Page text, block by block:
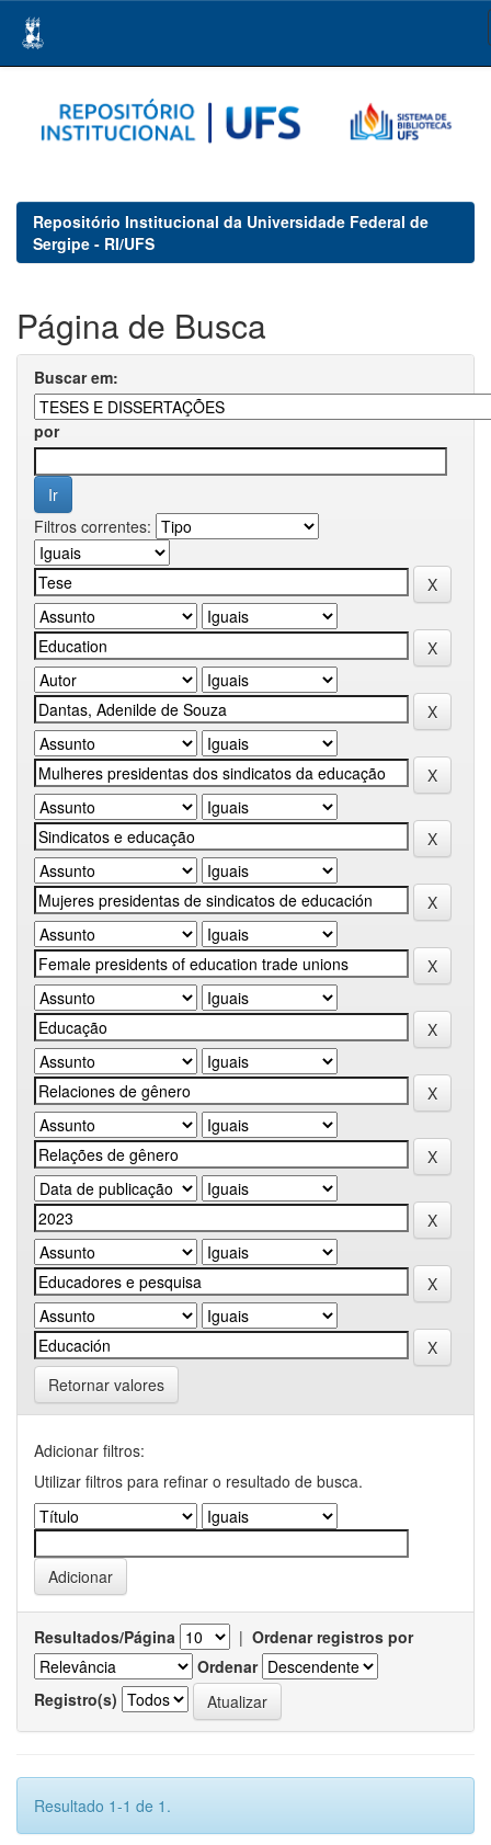
navigation
Repositório Institucional da Universidade Federal de
Sergipe - RI/UFS
Página de Busca
Buscar em:
por
Filtros correntes:
Retornar valores
Adicionar filtros:
Utilizar filtros para refinar o resultado de busca.
Resultados/Página | Ordenar registros por
Ordenar
Registro(s)
Resultado 1-1 de 1.